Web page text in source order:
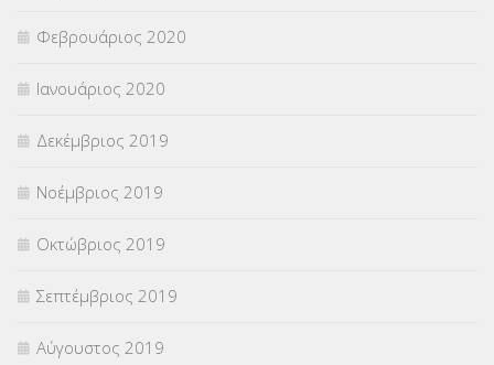
Φεβρουάριος 2020
Ιανουάριος 2020
Δεκέμβριος 2019
Νοέμβριος 2019
Οκτώβριος 2019
Σεπτέμβριος 2019
Αύγουστος 2019